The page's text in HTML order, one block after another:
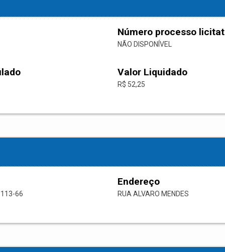
Número processo
NÃO DISPONÍVEL
Valor Liquidado
R$ 52,25
66
Endereço
RUA ALVARO MENDES